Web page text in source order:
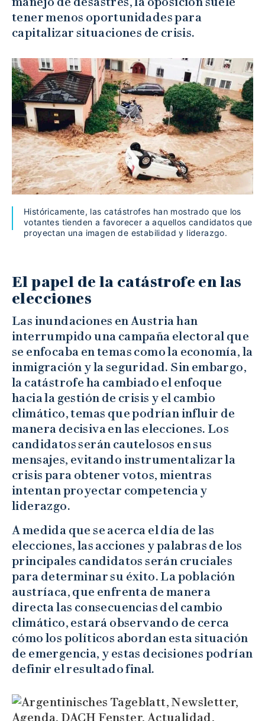
tener menos oportunidades para
capitalizar situaciones de crisis.
Históricamente, las catástrofes han mostrado que los
votantes tienden a favorecer a aquellos candidatos que
proyectan una imagen de estabilidad y liderazgo.
El papel de la catástrofe en las
elecciones
Las inundaciones en Austria han
interrumpido una campaña electoral que
se enfocaba en temas como la economía, la
inmigración y la seguridad. Sin embargo,
la catástrofe ha cambiado el enfoque
hacia la gestión de crisis y el cambio
climático, temas que podrían influir de
manera decisiva en las elecciones. Los
candidatos serán cautelosos en sus
mensajes, evitando instrumentalizar la
crisis para obtener votos, mientras
intentan proyectar competencia y
liderazgo.
A medida que se acerca el día de las
elecciones, las acciones y palabras de los
principales candidatos serán cruciales
para determinar su éxito. La población
austríaca, que enfrenta de manera
directa las consecuencias del cambio
climático, estará observando de cerca
cómo los políticos abordan esta situación
de emergencia, y estas decisiones podrían
definir el resultado final.